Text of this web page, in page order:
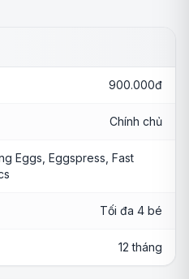
900.000đ
Chính chủ
Eggs, Eggspress, Fast
Tối đa 4 bé
12 tháng